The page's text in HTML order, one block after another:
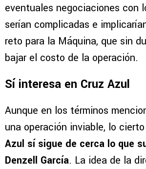
eventuales negociaciones con
serían complicadas e
reto para la Máquina, que sin
bajar el costo de la operación.
Sí interesa en Cruz Azul
Aunque en los términos
una operación inviable, lo
Azul sí sigue de cerca lo que
Denzell García. La idea de la